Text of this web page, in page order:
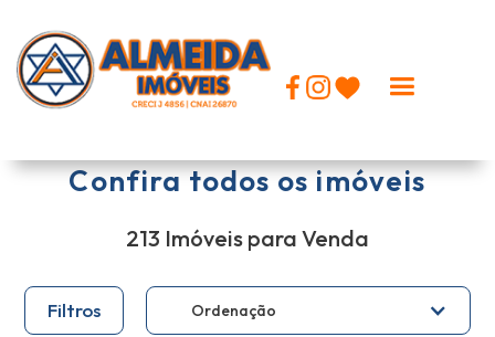
Confira todos os imóveis
213 Imóveis para Venda
Filtros Ordenação